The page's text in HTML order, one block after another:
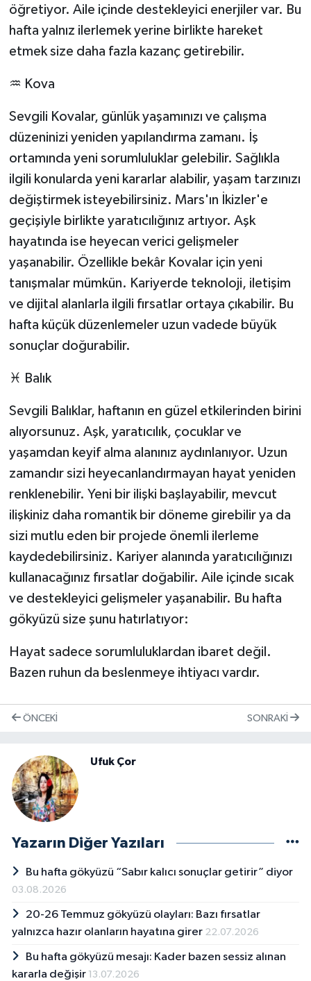
öğretiyor. Aile içinde destekleyici enerjiler var. Bu
hafta yalnız ilerlemek yerine birlikte hareket
etmek size daha fazla kazanç getirebilir.
♒ Kova
Sevgili Kovalar, günlük yaşamınızı ve çalışma
düzeninizi yeniden yapılandırma zamanı. İş
ortamında yeni sorumluluklar gelebilir. Sağlıkla
ilgili konularda yeni kararlar alabilir, yaşam tarzınızı
değiştirmek isteyebilirsiniz. Mars'ın İkizler'e
geçişiyle birlikte yaratıcılığınız artıyor. Aşk
hayatında ise heyecan verici gelişmeler
yaşanabilir. Özellikle bekâr Kovalar için yeni
tanışmalar mümkün. Kariyerde teknoloji, iletişim
ve dijital alanlarla ilgili fırsatlar ortaya çıkabilir. Bu
hafta küçük düzenlemeler uzun vadede büyük
sonuçlar doğurabilir.
♓ Balık
Sevgili Balıklar, haftanın en güzel etkilerinden birini
alıyorsunuz. Aşk, yaratıcılık, çocuklar ve
yaşamdan keyif alma alanınız aydınlanıyor. Uzun
zamandır sizi heyecanlandırmayan hayat yeniden
renklenebilir. Yeni bir ilişki başlayabilir, mevcut
ilişkiniz daha romantik bir döneme girebilir ya da
sizi mutlu eden bir projede önemli ilerleme
kaydedebilirsiniz. Kariyer alanında yaratıcılığınızı
kullanacağınız fırsatlar doğabilir. Aile içinde sıcak
ve destekleyici gelişmeler yaşanabilir. Bu hafta
gökyüzü size şunu hatırlatıyor:
Hayat sadece sorumluluklardan ibaret değil.
Bazen ruhun da beslenmeye ihtiyacı vardır.
ÖNCEKI SONRAKI
Ufuk Çor
Yazarın Diğer Yazıları
Bu hafta gökyüzü “Sabır kalıcı sonuçlar getirir” diyor
03.08.2026
20-26 Temmuz gökyüzü olayları: Bazı fırsatlar
yalnızca hazır olanların hayatına girer 22.07.2026
Bu hafta gökyüzü mesajı: Kader bazen sessiz alınan
kararla değişir 13.07.2026